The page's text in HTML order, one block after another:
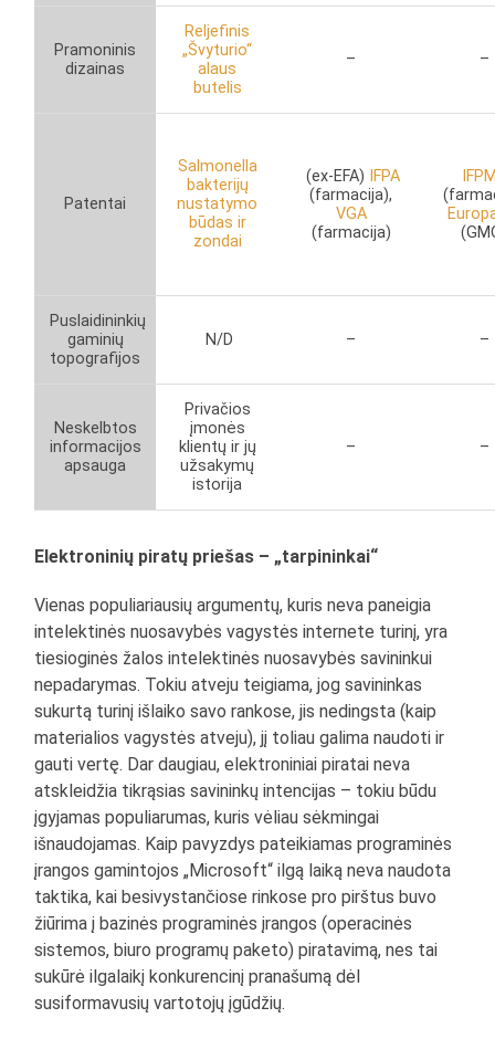
Pramoninis
dizainas
Reljefinis
„Švyturio“
alaus
butelis
– –
Patentai
Salmonella
bakterijų
nustatymo
būdas ir
zondai
(ex-EFA)
IFPA
(farmacija),
VGA
(farmacija)
Puslaidininkių
gaminių
topografijos
N/D – –
Neskelbtos
informacijos
apsauga
Privačios
įmonės
klientų ir jų
užsakymų
istorija
– –
Elektroninių piratų priešas – „tarpininkai“
Vienas populiariausių argumentų, kuris neva paneigia
intelektinės nuosavybės vagystės internete turinį, yra
tiesioginės žalos intelektinės nuosavybės savininkui
nepadarymas. Tokiu atveju teigiama, jog savininkas
sukurtą turinį išlaiko savo rankose, jis nedingsta (kaip
materialios vagystės atveju), jį toliau galima naudoti ir
gauti vertę. Dar daugiau, elektroniniai piratai neva
atskleidžia tikrąsias savininkų intencijas – tokiu būdu
įgyjamas populiarumas, kuris vėliau sėkmingai
išnaudojamas. Kaip pavyzdys pateikiamas programinės
įrangos gamintojos „Microsoft“ ilgą laiką neva naudota
taktika, kai besivystančiose rinkose pro pirštus buvo
žiūrima į bazinės programinės įrangos (operacinės
sistemos, biuro programų paketo) piratavimą, nes tai
sukūrė ilgalaikį konkurencinį pranašumą dėl
susiformavusių vartotojų įgūdžių.